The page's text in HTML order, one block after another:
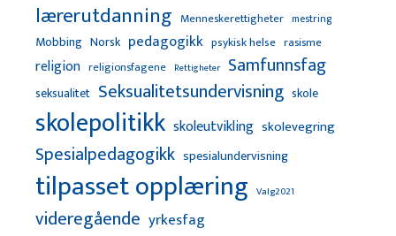
lærerutdanning Menneskerettigheter mestring
Mobbing Norsk pedagogikk psykisk helse rasisme
religion religionsfagene Rettigheter Samfunnsfag
seksualitet Seksualitetsundervisning skole
skolepolitikk skoleutvikling skolevegring
Spesialpedagogikk spesialundervisning
tilpasset opplæring Valg2021
videregående yrkesfag